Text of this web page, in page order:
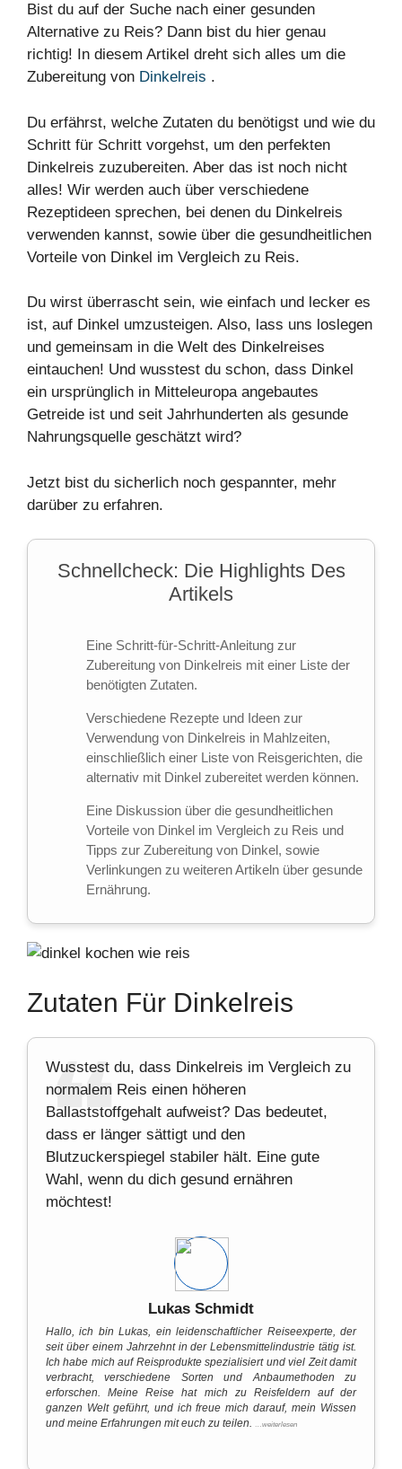
Bist du auf der Suche nach einer gesunden
Alternative zu Reis? Dann bist du hier genau
richtig! In diesem Artikel dreht sich alles um die
Zubereitung von Dinkelreis .
Du erfährst, welche Zutaten du benötigst und wie du
Schritt für Schritt vorgehst, um den perfekten
Dinkelreis zuzubereiten. Aber das ist noch nicht
alles! Wir werden auch über verschiedene
Rezeptideen sprechen, bei denen du Dinkelreis
verwenden kannst, sowie über die gesundheitlichen
Vorteile von Dinkel im Vergleich zu Reis.
Du wirst überrascht sein, wie einfach und lecker es
ist, auf Dinkel umzusteigen. Also, lass uns loslegen
und gemeinsam in die Welt des Dinkelreises
eintauchen! Und wusstest du schon, dass Dinkel
ein ursprünglich in Mitteleuropa angebautes
Getreide ist und seit Jahrhunderten als gesunde
Nahrungsquelle geschätzt wird?
Jetzt bist du sicherlich noch gespannter, mehr
darüber zu erfahren.
Schnellcheck: Die Highlights Des
Artikels
Eine Schritt-für-Schritt-Anleitung zur
Zubereitung von Dinkelreis mit einer Liste der
benötigten Zutaten.
Verschiedene Rezepte und Ideen zur
Verwendung von Dinkelreis in Mahlzeiten,
einschließlich einer Liste von Reisgerichten, die
alternativ mit Dinkel zubereitet werden können.
Eine Diskussion über die gesundheitlichen
Vorteile von Dinkel im Vergleich zu Reis und
Tipps zur Zubereitung von Dinkel, sowie
Verlinkungen zu weiteren Artikeln über gesunde
Ernährung.
Zutaten Für Dinkelreis
Wusstest du, dass Dinkelreis im Vergleich zu
normalem Reis einen höheren
Ballaststoffgehalt aufweist? Das bedeutet,
dass er länger sättigt und den
Blutzuckerspiegel stabiler hält. Eine gute
Wahl, wenn du dich gesund ernähren
möchtest!
Lukas Schmidt
Hallo, ich bin Lukas, ein leidenschaftlicher Reiseexperte, der
seit über einem Jahrzehnt in der Lebensmittelindustrie tätig ist.
Ich habe mich auf Reisprodukte spezialisiert und viel Zeit damit
verbracht, verschiedene Sorten und Anbaumethoden zu
erforschen. Meine Reise hat mich zu Reisfeldern auf der
ganzen Welt geführt, und ich freue mich darauf, mein Wissen
und meine Erfahrungen mit euch zu teilen.
…weiterlesen